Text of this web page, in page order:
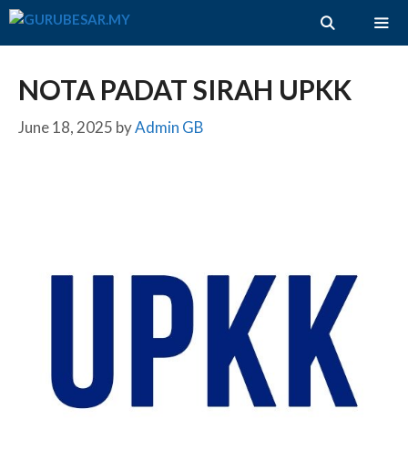
Skip
NOTA PADAT SIRAH UPKK
June 18, 2025 byAdmin GB